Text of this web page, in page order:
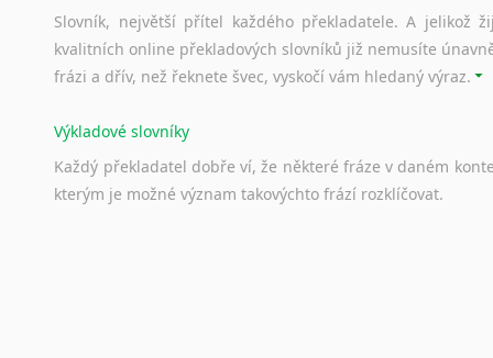
Slovník, největší přítel každého překladatele. A jelikož
kvalitních online překladových slovníků již nemusíte
frázi a dřív, než řeknete švec, vyskočí vám hledaný výraz.
Výkladové slovníky
Každý překladatel dobře ví, že některé fráze v daném
kterým je možné význam takovýchto frází rozklíčovat.